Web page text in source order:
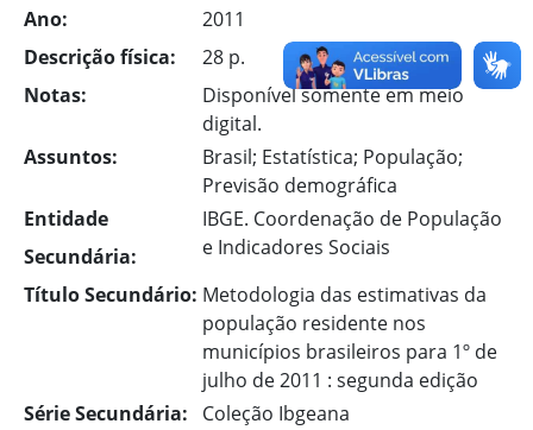
Ano:
2011
Descrição física:
28 p.
Notas:
Disponível somente em meio
digital.
Assuntos:
Brasil; Estatística; População;
Previsão demográfica
Entidade
Secundária:
IBGE. Coordenação de População
e Indicadores Sociais
Título Secundário: Metodologia das estimativas da
população residente nos
municípios brasileiros para 1º de
julho de 2011 : segunda edição
Série Secundária:
Coleção Ibgeana